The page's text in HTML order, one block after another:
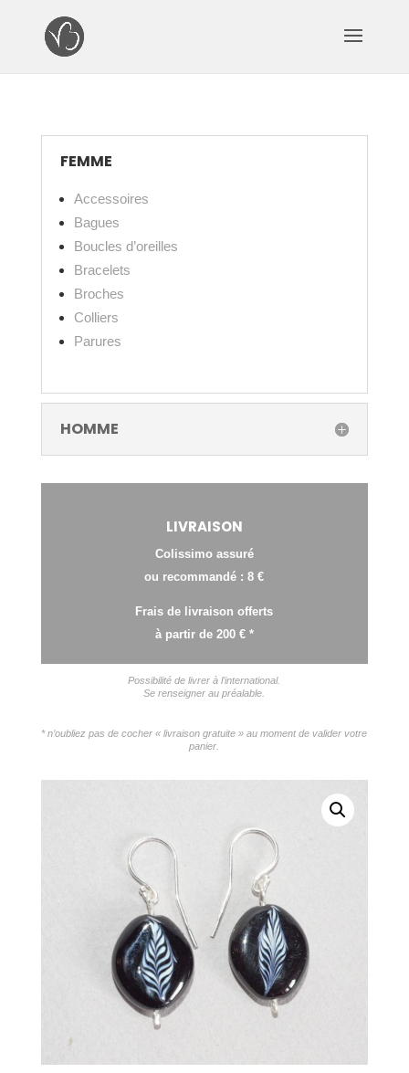
FEMME
Accessoires
Bagues
Boucles d’oreilles
Bracelets
Broches
Colliers
Parures
HOMME
LIVRAISON
Colissimo assuré
ou recommandé : 8 €
Frais de livraison offerts
à partir de 200 € *
Possibilité de livrer à l’international.
Se renseigner au préalable.
* n’oubliez pas de cocher « livraison gratuite » au moment de valider votre
panier.